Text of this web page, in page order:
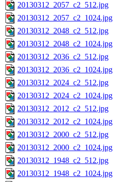
20130312_2057_c2_512.jpg
20130312_2057_c2_1024.jpg
20130312_2048_c2_512.jpg
20130312_2048_c2_1024.jpg
20130312_2036_c2_512.jpg
20130312_2036_c2_1024.jpg
20130312_2024_c2_512.jpg
20130312_2024_c2_1024.jpg
20130312_2012_c2_512.jpg
20130312_2012_c2_1024.jpg
20130312_2000_c2_512.jpg
20130312_2000_c2_1024.jpg
20130312_1948_c2_512.jpg
20130312_1948_c2_1024.jpg